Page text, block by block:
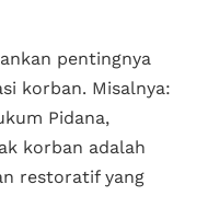
pentingnya
korban. Misalnya:
Pidana,
korban adalah
restoratif yang